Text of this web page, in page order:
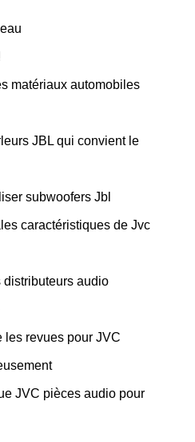
matériaux automobiles
JBL qui convient le
subwoofers Jbl
caractéristiques de Jvc
distributeurs audio
les revues pour JVC
JVC pièces audio pour